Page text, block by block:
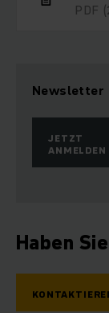
PDF
Newsletter
JETZT
ANMELDEN
Haben